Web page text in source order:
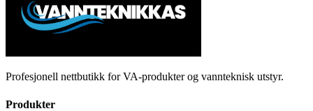
Profesjonell nettbutikk for VA-produkter og vannteknisk utstyr.
Produkter